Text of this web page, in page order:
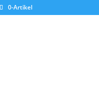
0-Artikel